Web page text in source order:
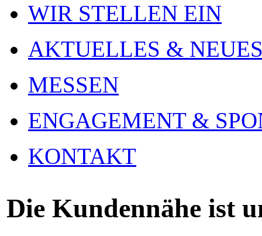
WIR STELLEN EIN
AKTUELLES &
MESSEN
ENGAGEMENT &
KONTAKT
Die Kundennähe ist